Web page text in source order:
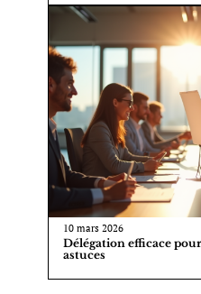
10 mars 2026
Délégation efficace
astuces